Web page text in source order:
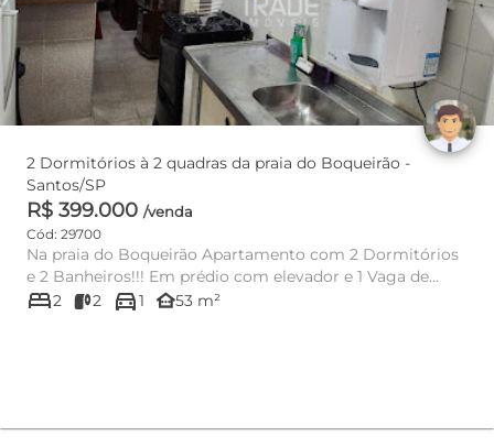
2 Dormitórios à 2 quadras da praia do Boqueirão -
Santos/SP
R$ 399.000 /venda
Cód: 29700
Na praia do Boqueirão Apartamento com 2 Dormitórios
e 2 Banheiros!!! Em prédio com elevador e 1 Vaga de
garagem. 2...
bed2 2 directions_car1 other_houses53 m²